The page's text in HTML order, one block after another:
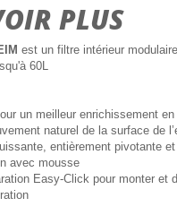
PLUS
est un filtre intérieur
60L
un meilleur enrichissement
naturel de la surface de
entièrement pivotante
avec mousse
Easy-Click pour monter et